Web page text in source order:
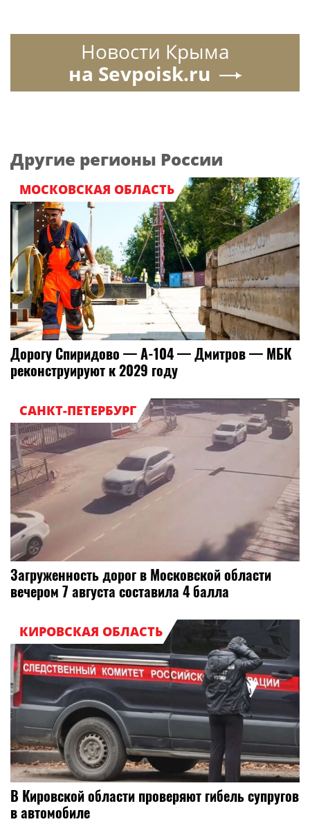
Новости Крыма
на Sevpoisk.ru
Другие регионы России
МОСКОВСКАЯ ОБЛАСТЬ
Дорогу Спиридово — А-104 — Дмитров — МБК
реконструируют к 2029 году
САНКТ-ПЕТЕРБУРГ
Загруженность дорог в Московской области
вечером 7 августа составила 4 балла
КИРОВСКАЯ ОБЛАСТЬ
В Кировской области проверяют гибель супругов
в автомобиле